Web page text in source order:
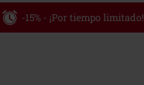
-15% - ¡Por tiempo limitado!